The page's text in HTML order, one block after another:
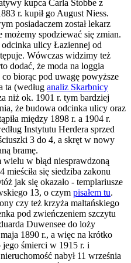
kupca Carla Stobbe z
r. kupił go August Niess.
posiadaczem został lekarz
możemy spodziewać się zmian.
odcinka ulicy Łaziennej od
Wówczas widzimy też
dodać, że moda na loggia
biorąc pod uwagę powyższe
ta (według analiz Skarbnicy
niż ok. 1901 r. tym bardziej
że budowa odcinka ulicy oraz
między 1898 r. a 1904 r.
Instytutu Herdera sprzed
3 do 4, a skręt w nowy
bramę.
w błąd niesprawdzoną
się siedziba zakonu
jak się okazało - templariusze
13, o czym pisałem tu.
czy też krzyża maltańskiego
pod zwieńczeniem szczytu
Duwensee do loży
1890 r., a więc na krótko
jego śmierci w 1915 r. i
nabył 11 września